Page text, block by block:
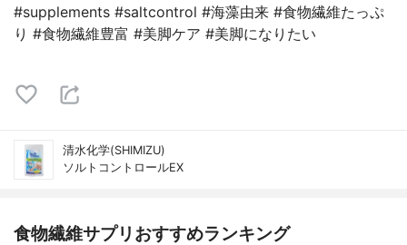
#supplements #saltcontrol #海藻由来 #食物繊維たっぷ
り #食物繊維豊富 #美脚ケア #美脚になりたい
清水化学(SHIMIZU)
ソルトコントロールEX
食物繊維サプリおすすめランキング